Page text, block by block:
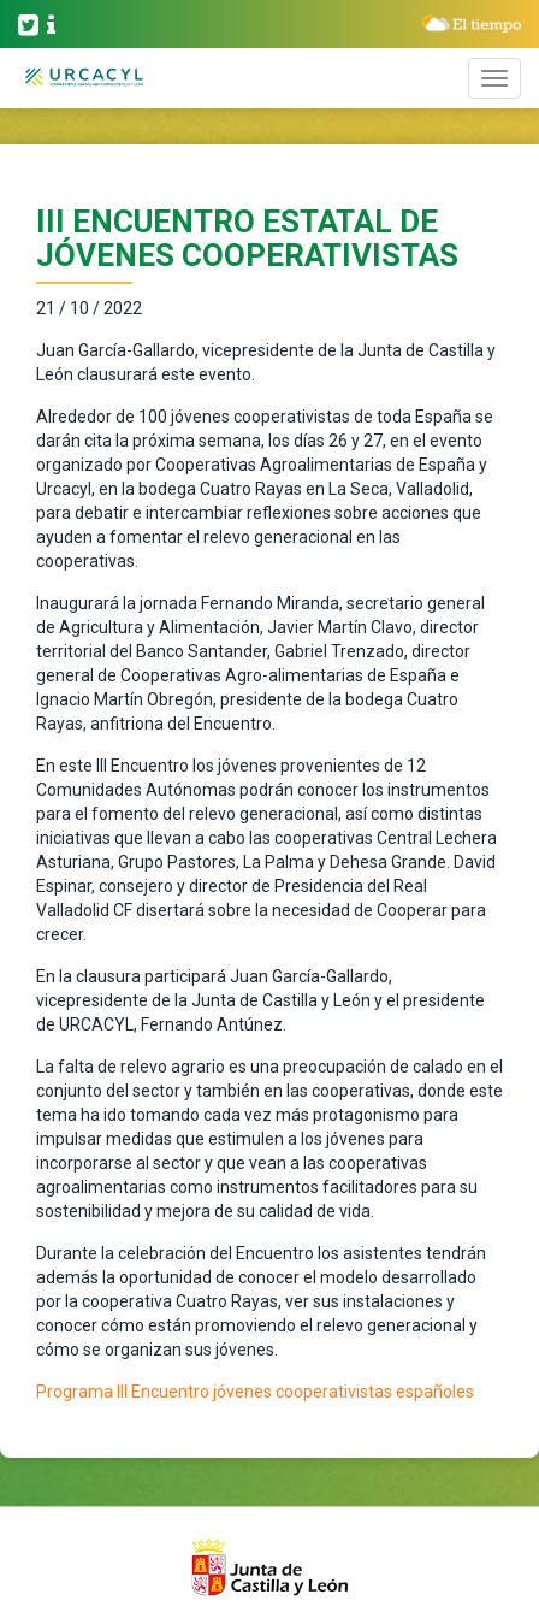
III ENCUENTRO ESTATAL DE
JÓVENES COOPERATIVISTAS
21 / 10 / 2022
Juan García-Gallardo, vicepresidente de la Junta de Castilla y
León clausurará este evento.
Alrededor de 100 jóvenes cooperativistas de toda España se
darán cita la próxima semana, los días 26 y 27, en el evento
organizado por Cooperativas Agroalimentarias de España y
Urcacyl, en la bodega Cuatro Rayas en La Seca, Valladolid,
para debatir e intercambiar reflexiones sobre acciones que
ayuden a fomentar el relevo generacional en las
cooperativas.
Inaugurará la jornada Fernando Miranda, secretario general
de Agricultura y Alimentación, Javier Martín Clavo, director
territorial del Banco Santander, Gabriel Trenzado, director
general de Cooperativas Agro-alimentarias de España e
Ignacio Martín Obregón, presidente de la bodega Cuatro
Rayas, anfitriona del Encuentro.
En este III Encuentro los jóvenes provenientes de 12
Comunidades Autónomas podrán conocer los instrumentos
para el fomento del relevo generacional, así como distintas
iniciativas que llevan a cabo las cooperativas Central Lechera
Asturiana, Grupo Pastores, La Palma y Dehesa Grande. David
Espinar, consejero y director de Presidencia del Real
Valladolid CF disertará sobre la necesidad de Cooperar para
crecer.
En la clausura participará Juan García-Gallardo,
vicepresidente de la Junta de Castilla y León y el presidente
de URCACYL, Fernando Antúnez.
La falta de relevo agrario es una preocupación de calado en el
conjunto del sector y también en las cooperativas, donde este
tema ha ido tomando cada vez más protagonismo para
impulsar medidas que estimulen a los jóvenes para
incorporarse al sector y que vean a las cooperativas
agroalimentarias como instrumentos facilitadores para su
sostenibilidad y mejora de su calidad de vida.
Durante la celebración del Encuentro los asistentes tendrán
además la oportunidad de conocer el modelo desarrollado
por la cooperativa Cuatro Rayas, ver sus instalaciones y
conocer cómo están promoviendo el relevo generacional y
cómo se organizan sus jóvenes.
Programa III Encuentro jóvenes cooperativistas españoles